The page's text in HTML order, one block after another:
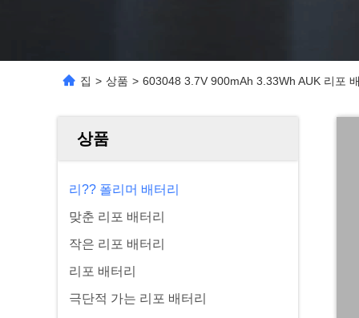
집 > 상품 > 603048 3.7V 900mAh 3.33Wh AUK 리포
상품
리?? 폴리머 배터리
맞춘 리포 배터리
작은 리포 배터리
리포 배터리
극단적 가는 리포 배터리